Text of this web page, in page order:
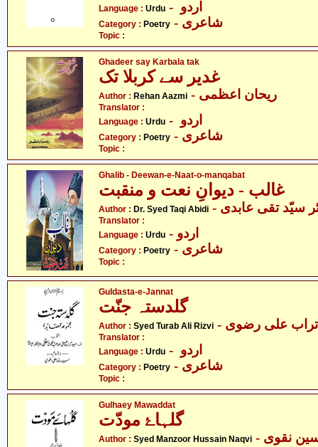
Language : Urdu
Category : Poetry - شاعری
Topic :
Ghadeer say Karbala tak
Author : Rehan Aazmi - ریحان اعظمی
Translator :
Language : Urdu
Category : Poetry - شاعری
Topic :
Ghalib - Deewan-e-Naat-o-manqabat
غالب - دیوانِ نعت و منقبت
Author : Dr. Syed Taqi Abidi سیّد تقی عابدی
Translator :
Language : Urdu - اردو
Category : Poetry - شاعری
Topic :
Guldasta-e-Jannat
گلدستہ جنّت
Author : Syed Turab Ali Rizvi تراب علی رضوی
Translator :
Language : Urdu
Category : Poetry - شاعری
Topic :
Gulhaey Mawaddat
گلہاۓ مودّت
Author : Syed Manzoor Hussain Naqvi نقوی